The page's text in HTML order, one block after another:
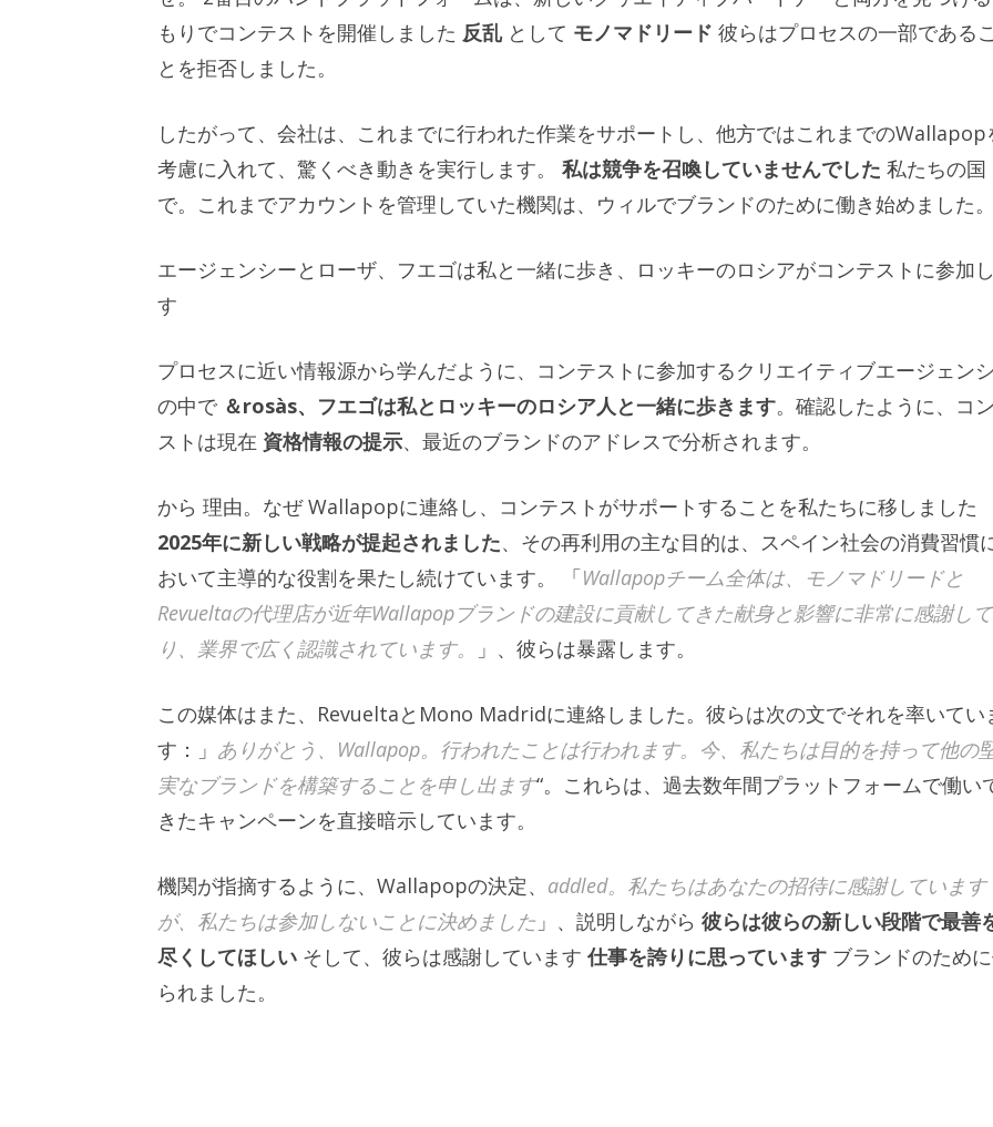
もりでコンテストを開催しました 反乱として モノマドリード 彼らはプロセスの一部であるこ
とを拒否しました。
したがって、会社は、これまでに行われた作業をサポートし、他方ではこれまでのWallapop
考慮に入れて、驚くべき動きを実行します。 私は競争を召喚していませんでした 私たちの国
で。これまでアカウントを管理していた機関は、ウィルでブランドのために働き始めました。
エージェンシーとローザ、フエゴは私と一緒に歩き、ロッキーのロシアがコンテストに参加
す
プロセスに近い情報源から学んだように、コンテストに参加するクリエイティブエージェン
の中で＆rosàs、フエゴは私とロッキーのロシア人と一緒に歩きます。確認したように、コ
ストは現在 資格情報の提示、最近のブランドのアドレスで分析されます。
から 理由。 なぜWallapopに連絡し、コンテストがサポートすることを私たちに移しました
2025年に新しい戦略が提起されました、その再利用の主な目的は、スペイン社会の消費習慣
おいて主導的な役割を果たし続けています。 「Wallapopチーム全体は、モノマドリードと
Revueltaの代理店​​が近年Wallapopブランドの建設に貢献してきた献身と影響に非常に感謝し
り、業界で広く認識されています。
」、彼らは暴露します。
この媒体はまた、RevueltaとMono Madridに連絡しました。彼らは次の文でそれを率いてい
す：」 ありがとう、Wallapop。行われたことは行われます。今、私たちは目的を持って他の
実なブランドを構築することを申し出ます“。これらは、過去数年間プラットフォームで働い
きたキャンペーンを直接暗示しています。
機関が指摘するように、Wallapopの決定、 addled。私たちはあなたの招待に感謝しています
が、私たちは参加しないことに決めました 」、説明しながら 彼らは彼らの新しい段階で最善
尽くしてほしい そして、彼らは感謝しています 仕事を誇りに思っています ブランドのため
られました。